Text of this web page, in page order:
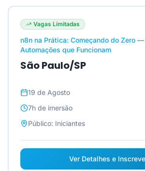
Vagas Limitadas
n8n na Prática: Começando do Zero
Automações que Funcionam
São Paulo/SP
19 de Agosto
7h de imersão
Público: Iniciantes
Ver Detalhes e